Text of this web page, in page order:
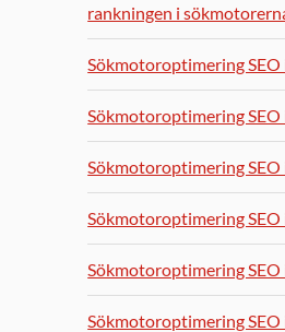
rankningen i
Sökmotoroptimering SEO
Sökmotoroptimering SEO
Sökmotoroptimering SEO
Sökmotoroptimering
Sökmotoroptimering SEO
Sökmotoroptimering SEO